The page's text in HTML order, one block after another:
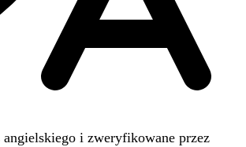
angielskiego i zweryfikowane przez